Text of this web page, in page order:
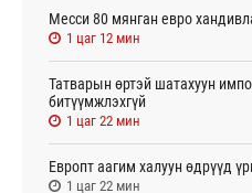
Месси 80 мянган евро
1 цаг 12 мин
Татварын өртэй шатахуун
битүүмжлэхгүй
1 цаг 22 мин
Европт аагим халуун өдрүүд
1 цаг 22 мин